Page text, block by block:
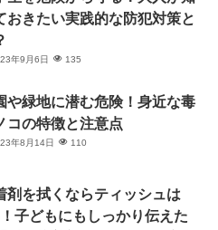
おきたい実践的な防犯対策と
年9月6日 135
や緑地に潜む危険！身近な毒
コの特徴と注意点
年8月14日 110
剤を拭くならティッシュは
子どもにもしっかり伝えた